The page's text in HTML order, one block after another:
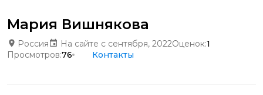
Мария Вишнякова
Россия На сайте с сентября, 2022Оценок:1
Просмотров:76 Контакты